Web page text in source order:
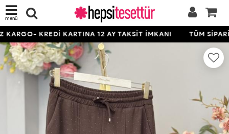
menü
KREDİ KARTINA 12 AY TAKSİT İMKANI TÜM